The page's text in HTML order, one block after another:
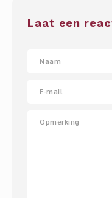
TRIBUTE COLLECTION BY
Laat een